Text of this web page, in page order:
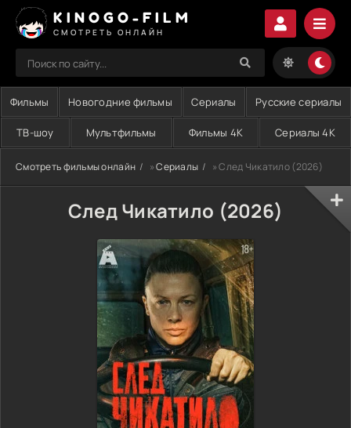
KINOGO-FILM
СМОТРЕТЬ ОНЛАЙН
Фильмы Новогодние фильмы Сериалы Русские сериалы
ТВ-шоу Мультфильмы Фильмы 4K Сериалы 4K
Смотреть фильмы онлайн »Сериалы » След Чикатило (2026)
След Чикатило (2026)